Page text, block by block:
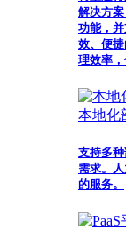
解决方
功能，
效、便
理效率
本地化
支持多
需求。
的服务。